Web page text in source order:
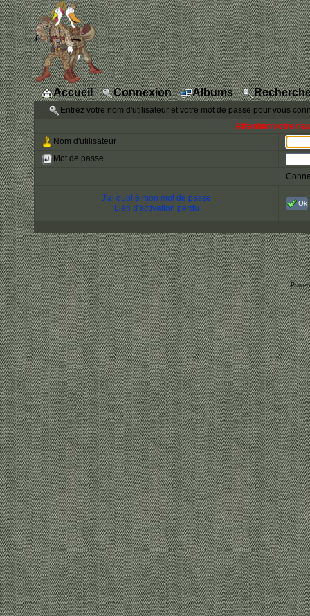
Accueil Connexion Albums
Entrez votre nom d'utilisateur et votre mot de passe pour vous
Attention votre
Nom d'utilisateur
Mot de passe
J'ai oublié mon mot de passe
Lien d'activation perdu
Ok